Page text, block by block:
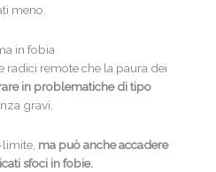
meno.
in fobia
radici remote che la paura dei
in problematiche di tipo
gravi.
ma può anche accadere
sfoci in fobie.